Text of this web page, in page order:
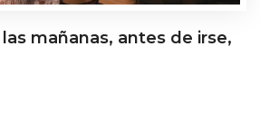
mañanas, antes de irse,